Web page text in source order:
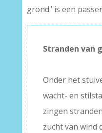
grond.’ is een
Stranden van
Onder het
wacht- en
zingen
zucht van wind